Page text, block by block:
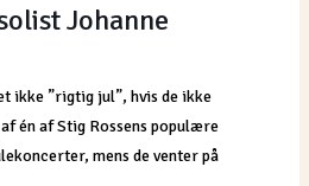
Johanne
ikke ”rigtig jul”, hvis de ikke
én af Stig Rossens populære
mens de venter på